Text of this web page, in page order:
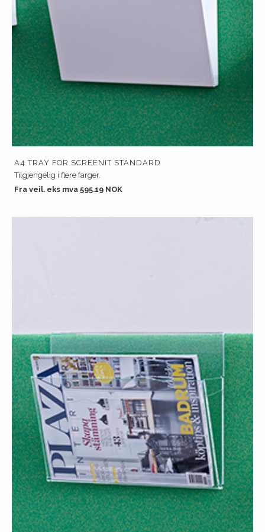
A4 TRAY FOR SCREENIT STANDARD
Tilgjengelig i flere farger.
Fra veil. eks mva 595.19 NOK